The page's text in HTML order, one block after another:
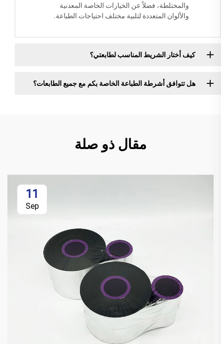
والمختلطة، فضلاً عن الخيارات الخاصة المعدنية
والألوان المتعددة لتلبية مختلف احتياجات الطباعة.
كيف أختار الشريط المناسب لطابعتي؟
هل تتوافق أشرطة الطباعة الخاصة بكم مع جميع الطابعات؟
مقال ذو صلة
11
Sep